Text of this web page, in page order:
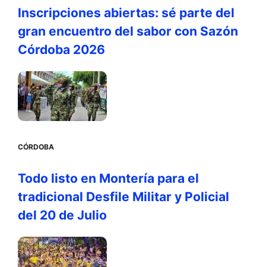
Inscripciones abiertas: sé parte del
gran encuentro del sabor con Sazón
Córdoba 2026
CÓRDOBA
Todo listo en Montería para el
tradicional Desfile Militar y Policial
del 20 de Julio